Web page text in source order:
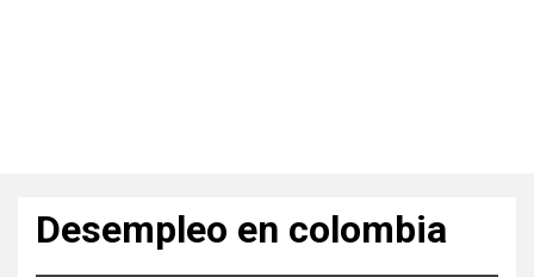
Desempleo en colombia